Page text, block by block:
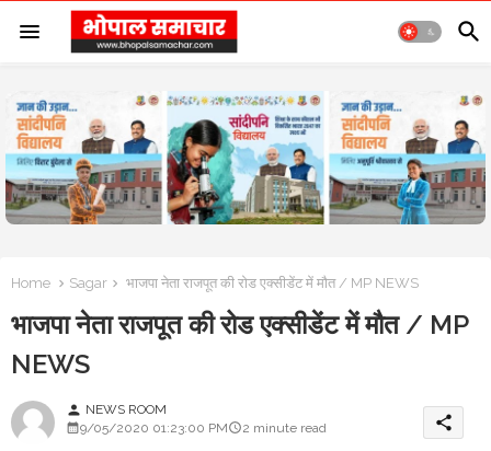
Home Sagar भाजपा नेता राजपूत की रोड एक्सीडेंट में मौत / MP NEWS
भाजपा नेता राजपूत की रोड एक्सीडेंट में मौत / MP
NEWS
person NEWS ROOM
9/05/2020 01:23:00 PM
2 minute read share